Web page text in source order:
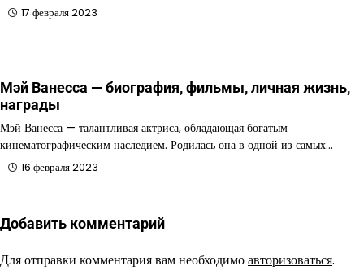
17 февраля 2023
Мэй Ванесса — биография, фильмы, личная жизнь,
награды
Мэй Ванесса — талантливая актриса, обладающая богатым
кинематографическим наследием. Родилась она в одной из самых…
16 февраля 2023
Добавить комментарий
Для отправки комментария вам необходимоавторизоваться.